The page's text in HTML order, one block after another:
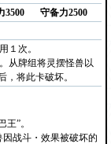
3500 守备力2500
１次。
从牌组将灵摆怪兽以
，将此卡破坏。
”。
战斗・效果被破坏的